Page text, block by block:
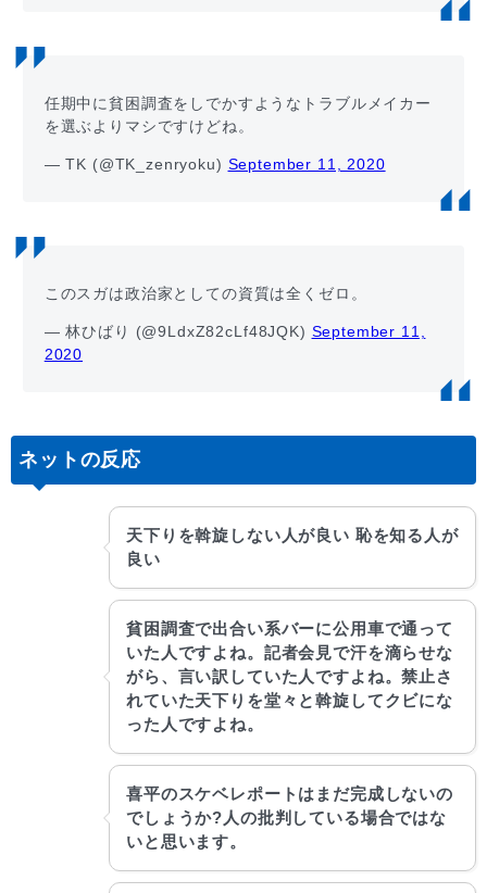
任期中に貧困調査をしでかすようなトラブルメイカー
を選ぶよりマシですけどね。
— TK (@TK_zenryoku) September 11, 2020
このスガは政治家としての資質は全くゼロ。
— 林ひばり (@9LdxZ82cLf48JQK) September 11,
2020
ネットの反応
天下りを斡旋しない人が良い 恥を知る人が
良い
貧困調査で出合い系バーに公用車で通って
いた人ですよね。記者会見で汗を滴らせな
がら、言い訳していた人ですよね。禁止さ
れていた天下りを堂々と斡旋してクビにな
った人ですよね。
喜平のスケベレポートはまだ完成しないの
でしょうか?人の批判している場合ではな
いと思います。